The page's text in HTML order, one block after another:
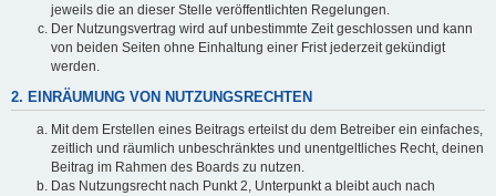
jeweils die an dieser Stelle veröffentlichten Regelungen.
Der Nutzungsvertrag wird auf unbestimmte Zeit geschlossen und kann
von beiden Seiten ohne Einhaltung einer Frist jederzeit gekündigt
werden.
2. EINRÄUMUNG VON NUTZUNGSRECHTEN
Mit dem Erstellen eines Beitrags erteilst du dem Betreiber ein einfaches,
zeitlich und räumlich unbeschränktes und unentgeltliches Recht, deinen
Beitrag im Rahmen des Boards zu nutzen.
Das Nutzungsrecht nach Punkt 2, Unterpunkt a bleibt auch nach